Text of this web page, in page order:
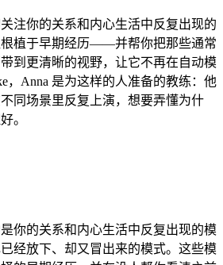
注你的关系和内心生活中反复出现的
植于早期经历——并帮你把那些通常
到更清晰的视野，让它不再在自动模
，Anna 是为这样的人准备的教练：他
同场景里反复上演，想要弄懂为什
。
你的关系和内心生活中反复出现的模
经放下、却又冒出来的模式。这些模